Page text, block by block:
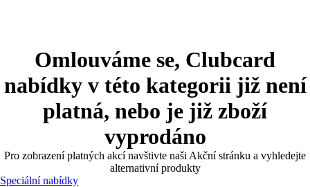
Omlouváme se, Clubcard
nabídky v této kategorii již není
platná, nebo je již zboží
vyprodáno
Pro zobrazení platných akcí navštivte naši Akční stránku a vyhledejte
alternativní produkty
Speciální nabídky